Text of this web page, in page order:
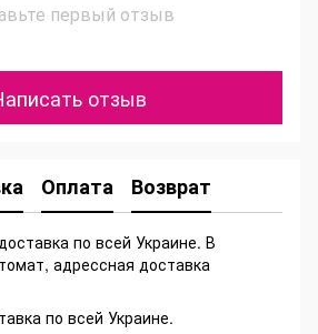
первый отзыв
отзыв
Оплата Возврат
по всей Украине. В
адрессная доставка
по всей Украине.